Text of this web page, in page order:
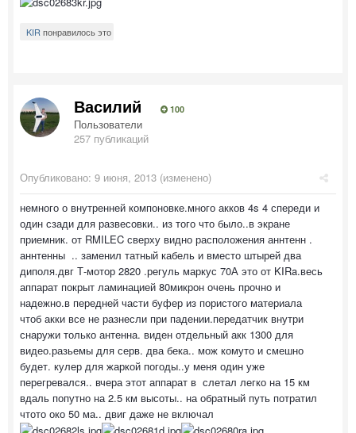
KIR понравилось это
Василий 100
Пользователи
257 публикаций
Опубликовано: 9 июня, 2013 (изменено)
немного о внутренней компоновке.много акков 4s 4 спереди и
один сзади для развесовки.. из того что было..в экране
приемник. от RMILEC сверху видно расположения аннтенн .
аннтенны .. заменил татный кабель и вместо штырей два
диполя.двг Т-мотор 2820 .регуль маркус 70А это от KIRa.весь
аппарат покрыт ламинацией 80микрон очень прочно и
надежно.в передней части буфер из пористого материала
чтоб акки все не разнесли при падении.передатчик внутри
снаружи только антенна. виден отдельный акк 1300 для
видео.разьемы для серв. два бека.. мож комуто и смешно
будет. кулер для жаркой погоды..у меня один уже
перегревался.. вчера этот аппарат в слетал легко на 15 км
вдаль попутно на 2.5 км высоты.. на обратный путь потратил
чтото око 50 ма.. двиг даже не включал